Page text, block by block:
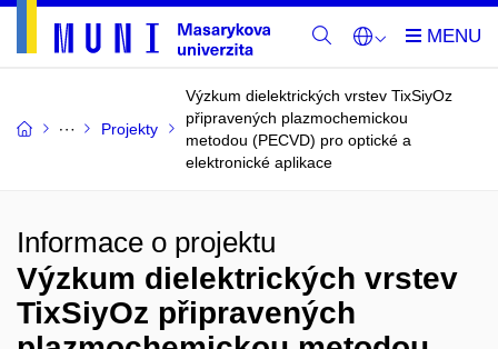
Projekty
Výzkum dielektrických vrstev TixSiyOz
připravených plazmochemickou
metodou (PECVD) pro optické a
elektronické aplikace
Informace o projektu
Výzkum dielektrických vrstev
TixSiyOz připravených